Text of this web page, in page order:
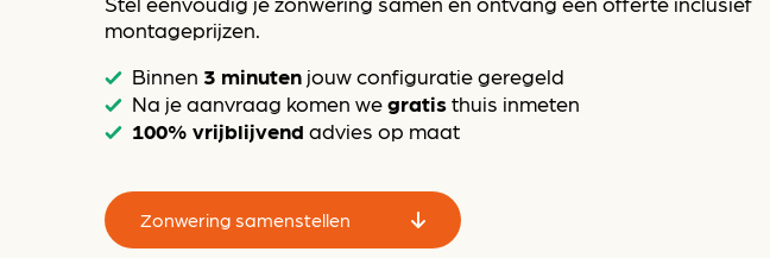
montageprijzen.
Binnen 3 minuten jouw configuratie geregeld
Na je aanvraag komen wegratisthuis inmeten
100% vrijblijvend advies op maat
Zonwering samenstellen